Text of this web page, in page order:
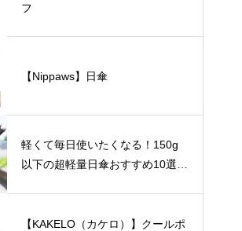
フ
【Nippaws】日傘
軽くて毎日使いたくなる！150g
以下の超軽量日傘おすすめ10選
【KAKELO（カケロ）】クールポ